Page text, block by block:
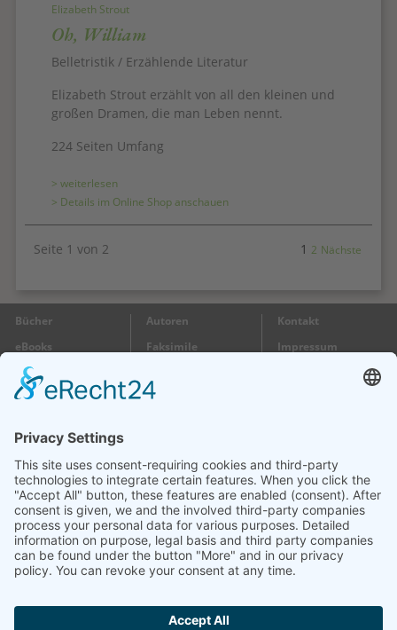
Elizabeth Strout
Oh, William
Belletristik / Erzählende Literatur
Elizabeth Strout erzählt von all den kleinen und
großen Dramen, die man Leben nennt.
224 Seiten Umfang
> weiterlesen
> Details im Online Shop anschauen
Seite 1 von 2 1 2 Nächste
Bücher
eBooks
Gutscheine
Autoren
Faksimile
Kontakt
Impressum
Besuchen Sie uns:
im 1. Stock
Markstraße 58
71364 Winnenden
Öffnungszeiten:
Mo + Do + Fr 10 – 17 Uhr
Di + Mi 10 – 14 Uhr